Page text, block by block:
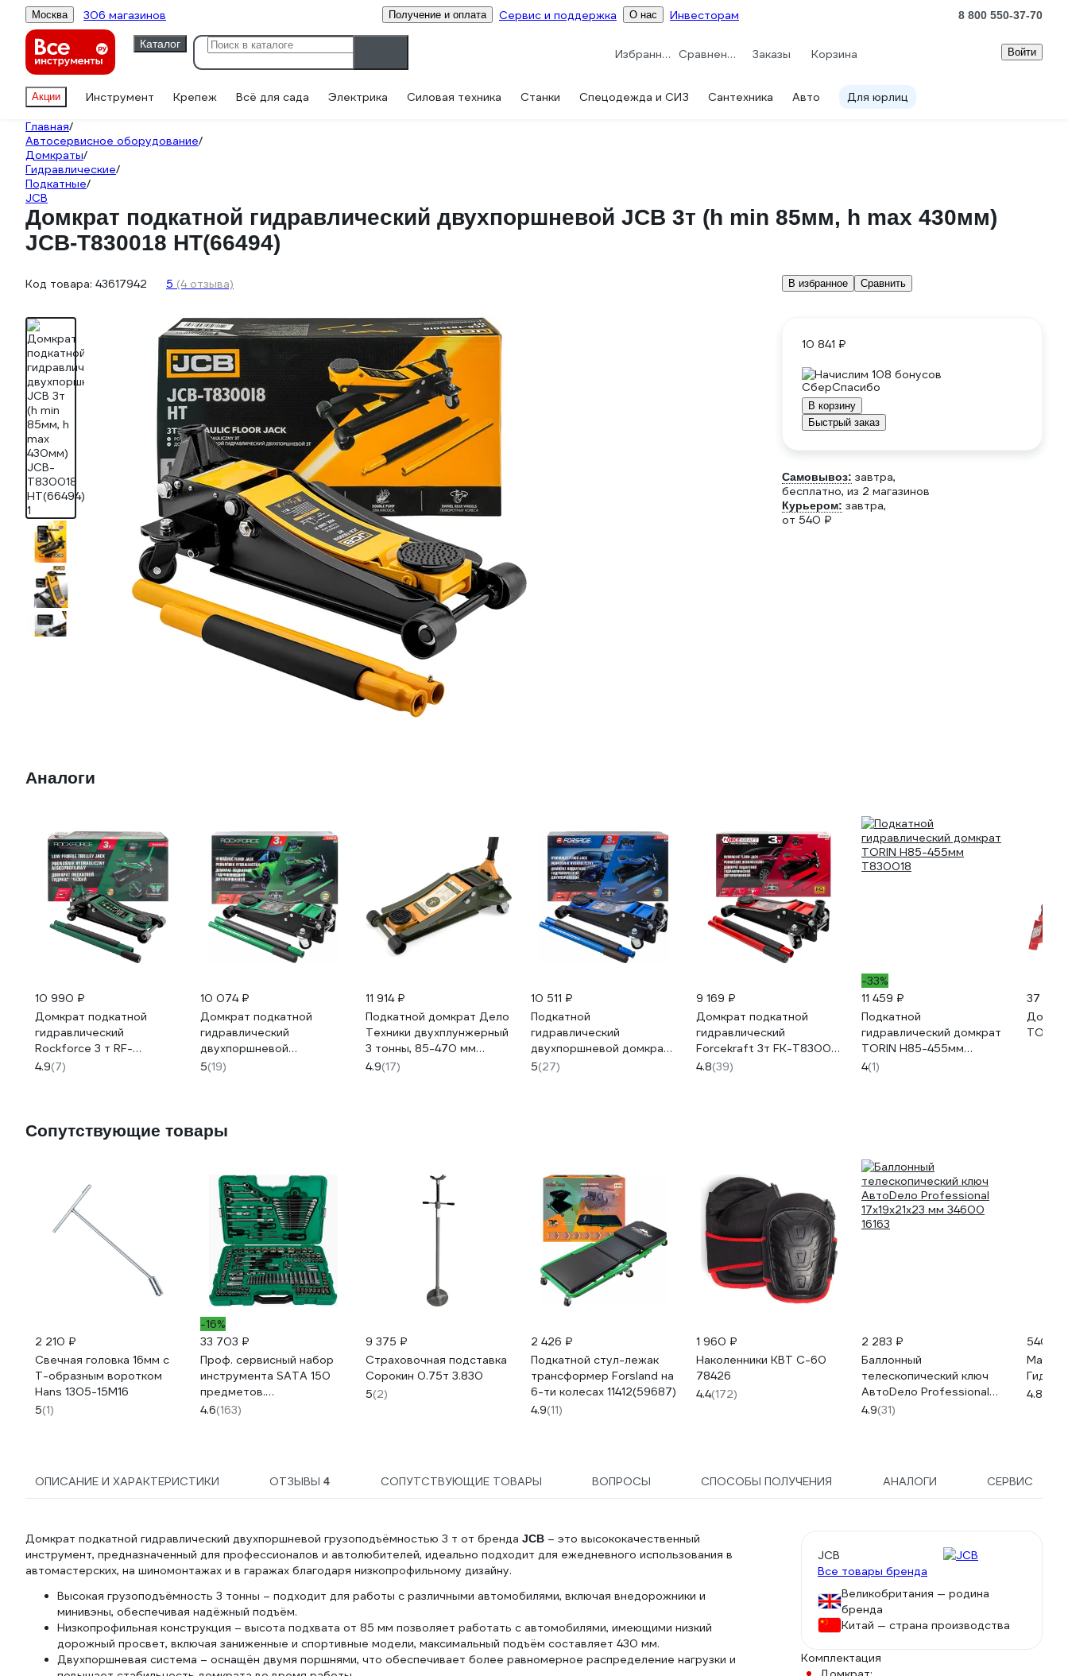
Москва 306 магазинов Получение и оплата Сервис и поддержка О нас Инвесторам 8 800 550-37-70
Каталог
Избранное Сравнение Заказы Корзина Войти
Акции Инструмент Крепеж Всё для сада Электрика Силовая техника Станки Спецодежда и СИЗ Сантехника Авто Для юрлиц
Главная/
Автосервисное оборудование/
Домкраты/
Гидравлические/
Подкатные/
JCB
Домкрат подкатной гидравлический двухпоршневой JCB 3т (h min 85мм, h max 430мм)
JCB-T830018 HT(66494)
Код товара: 43617942 5 (4 отзыва) В избранное Сравнить
10 841 ₽
Начислим 108 бонусов
В корзину
Быстрый заказ
Самовывоз: завтра,
бесплатно, из 2 магазинов
Курьером: завтра,
от 540 ₽
Аналоги
10 990 ₽
Домкрат подкатной
гидравлический
Rockforce 3 т RF-
TH33003F (62969)
4.9(7)
10 074 ₽
Домкрат подкатной
гидравлический
двухпоршневой
Rockforce 3т (h min 85мм,
5(19)
11 914 ₽
Подкатной домкрат Дело
Техники двухплунжерный
3 тонны, 85-470 мм
904431
4.9(17)
10 511 ₽
Подкатной
гидравлический
двухпоршневой домкрат
Forsage 3 т, h min 85 мм, h
5(27)
9 169 ₽
Домкрат подкатной
гидравлический
Forcekraft 3т FK-T830018
HT(58718)
4.8(39)
-33%
11 459 ₽
Подкатной
гидравлический домкрат
TORIN H85-455мм
T830018
4(1)
37 422
TOR
Сопутствующие товары
2 210 ₽
Свечная головка 16мм с
Т-образным воротком
Hans 1305-15M16
5(1)
-16%
33 703 ₽
Проф. сервисный набор
инструмента SATA 150
предметов.
Максимальный комплект
4.6(163)
9 375 ₽
Страховочная подставка
Сорокин 0.75т 3.830
5(2)
2 426 ₽
Подкатной стул-лежак
трансформер Forsland на
6-ти колесах 11412(59687)
4.9(11)
1 960 ₽
Наколенники КВТ С-60
78426
4.4(172)
2 283 ₽
Баллонный
телескопический ключ
АвтоDело Professional
17х19х21х23 мм 34600
4.9(31)
540 ₽
Масло
Гидро
4.8
ОПИСАНИЕ И ХАРАКТЕРИСТИКИ ОТЗЫВЫ4 СОПУТСТВУЮЩИЕ ТОВАРЫ ВОПРОСЫ СПОСОБЫ ПОЛУЧЕНИЯ АНАЛОГИ СЕРВИС
Домкрат подкатной гидравлический двухпоршневой грузоподъёмностью 3 т от бренда JCB – это высококачественный
инструмент, предназначенный для профессионалов и автолюбителей, идеально подходит для ежедневного использования в
автомастерских, на шиномонтажах и в гаражах благодаря низкопрофильному дизайну.
Высокая грузоподъёмность 3 тонны – подходит для работы с различными автомобилями, включая внедорожники и
минивэны, обеспечивая надёжный подъём.
Низкопрофильная конструкция – высота подхвата от 85 мм позволяет работать с автомобилями, имеющими низкий
дорожный просвет, включая заниженные и спортивные модели, максимальный подъём составляет 430 мм.
Двухпоршневая система – оснащён двумя поршнями, что обеспечивает более равномерное распределение нагрузки и
JCB
Все товары бренда
Великобритания — родина
бренда
Китай — страна производства
Комплектация